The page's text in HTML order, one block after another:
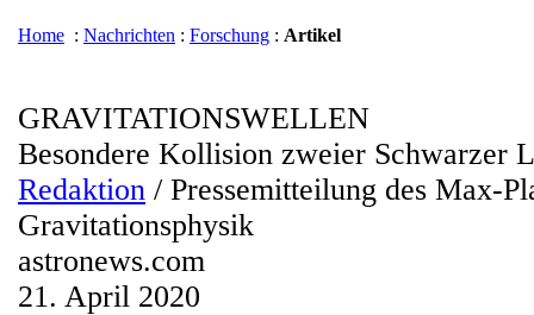
Home : Nachrichten : Forschung : Artikel
GRAVITATIONSWELLEN
Besondere Kollision zweier Schwarzer
Redaktion / Pressemitteilung des Max-
Gravitationsphysik
astronews.com
21. April 2020